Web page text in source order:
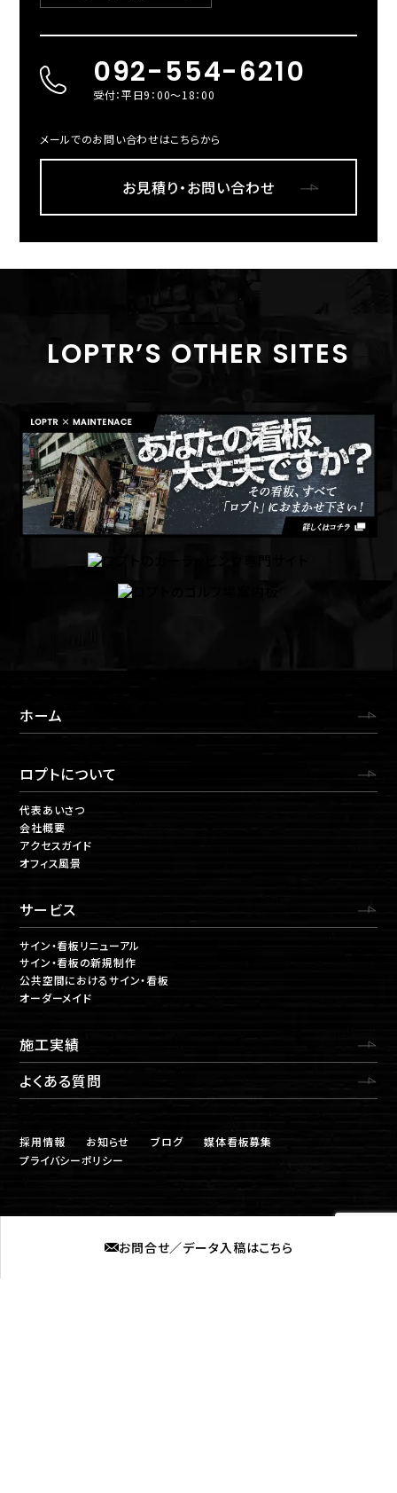
お問合せ／データ入稿はこちら
092-554-6210
受付：平日9：00～18：00
メールでのお問い合わせはこちらから
お見積り・お問い合わせ
LOPTR’S OTHER SITES
ホーム
ロプトについて
代表あいさつ
会社概要
アクセスガイド
オフィス風景
サービス
サイン・看板リニューアル
サイン・看板の新規制作
公共空間におけるサイン・看板
オーダーメイド
施工実績
よくある質問
採用情報 お知らせ ブログ
媒体看板募集
プライバシーポリシー